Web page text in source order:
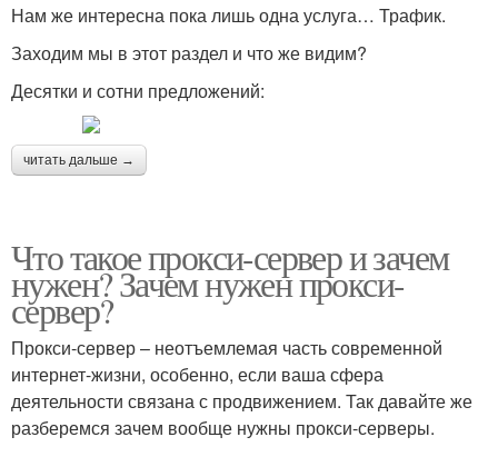
Нам же интересна пока лишь одна услуга… Трафик.
Заходим мы в этот раздел и что же видим?
Десятки и сотни предложений:
читать дальше →
Что такое прокси-сервер и зачем
нужен? Зачем нужен прокси-
сервер?
Прокси-сервер – неотъемлемая часть современной
интернет-жизни, особенно, если ваша сфера
деятельности связана с продвижением. Так давайте же
разберемся зачем вообще нужны прокси-серверы.